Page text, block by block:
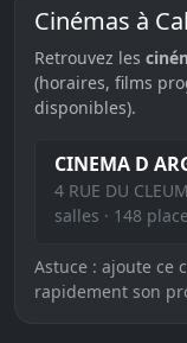
Cinémas à
Retrouvez les
(horaires, films
disponibles).
CINEMA D
4 RUE DU
salles · 148
Astuce : ajoute ce
rapidement son